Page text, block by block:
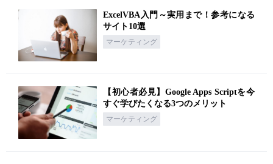
ExcelVBA入門～実用まで！参考になる
サイト10選
マーケティング
【初心者必見】Google Apps Scriptを今
すぐ学びたくなる3つのメリット
マーケティング